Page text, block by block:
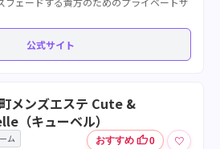
公式サイト
メンズエステ Cute &
（キューベル）
ム おすすめ thumb_up0
♡